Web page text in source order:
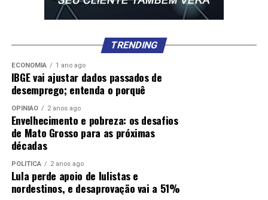
TRENDING
ECONOMIA 1 ano ago
IBGE vai ajustar dados passados de
desemprego; entenda o porquê
OPINIÃO 2 anos ago
Envelhecimento e pobreza: os desafios
de Mato Grosso para as próximas
décadas
POLÍTICA 2 anos ago
Lula perde apoio de lulistas e
nordestinos, e desaprovação vai a 51%